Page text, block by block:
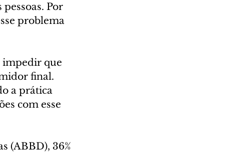
Por
problema
impedir que
final.
a prática
com esse
(ABBD), 36%